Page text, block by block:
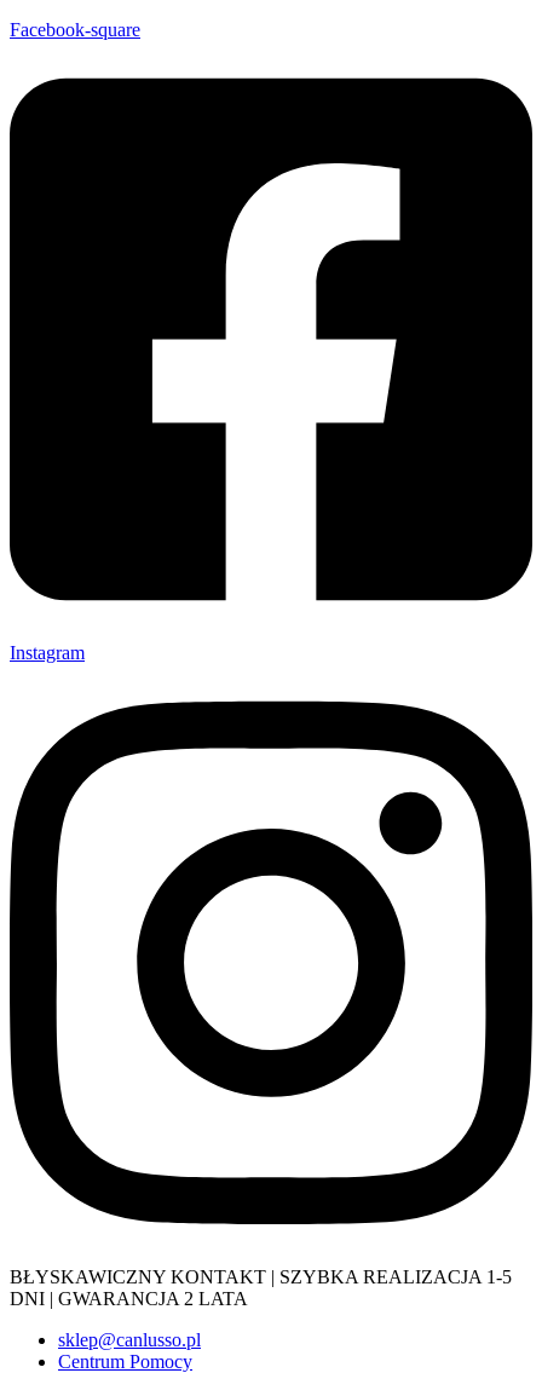
Facebook-square
Instagram
BŁYSKAWICZNY KONTAKT | SZYBKA REALIZACJA 1-5
DNI | GWARANCJA 2 LATA
sklep@canlusso.pl
Centrum Pomocy